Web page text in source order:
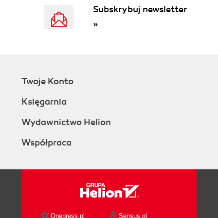
Rozdział 3. Protokoły sieciowe IPv4 i IPv6 (95)
Wprowadzenie do protokołu IP (97)
Protokół Internetu w wersji 6. (IPv6) (106)
Typy adresów IPv6 (112)
Podstawowe protokoły IPv6 (113)
Różnice pomiędzy protokołem IPv4 a IPv6 (117)
Określanie infrastruktury sieci (120)
Fizyczna infrastruktura sieci (121)
Logiczna infrastruktura sieci (122)
Subskrybuj newsletter
»
Twoje Konto
Księgarnia
Wydawnictwo Helion
Współpraca
Onepress.pl Sensus.pl